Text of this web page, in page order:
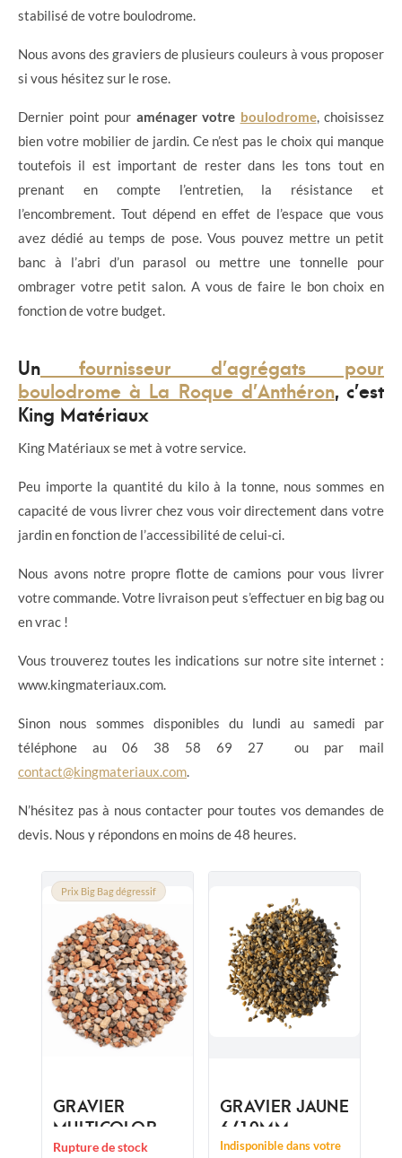
stabilisé de votre boulodrome.
Nous avons des graviers de plusieurs couleurs à vous proposer
si vous hésitez sur le rose.
Dernier point pour aménager votre boulodrome, choisissez
bien votre mobilier de jardin. Ce n’est pas le choix qui manque
toutefois il est important de rester dans les tons tout en
prenant en compte l’entretien, la résistance et
l’encombrement. Tout dépend en effet de l’espace que vous
avez dédié au temps de pose. Vous pouvez mettre un petit
banc à l’abri d’un parasol ou mettre une tonnelle pour
ombrager votre petit salon. A vous de faire le bon choix en
fonction de votre budget.
Un fournisseur d’agrégats pour
boulodrome à La Roque d’Anthéron, c’est
King Matériaux
King Matériaux se met à votre service.
Peu importe la quantité du kilo à la tonne, nous sommes en
capacité de vous livrer chez vous voir directement dans votre
jardin en fonction de l’accessibilité de celui-ci.
Nous avons notre propre flotte de camions pour vous livrer
votre commande. Votre livraison peut s’effectuer en big bag ou
en vrac !
Vous trouverez toutes les indications sur notre site internet :
www.kingmateriaux.com.
Sinon nous sommes disponibles du lundi au samedi par
téléphone au 06 38 58 69 27 ou par mail
contact@kingmateriaux.com
N’hésitez pas à nous contacter pour toutes vos demandes de
devis. Nous y répondons en moins de 48 heures.
Prix Big Bag dégressif
GRAVIER
MULTICOLORE
ARLEQUIN
Rupture de stock
GRAVIER JAUNE
6/10MM
Indisponible dans votre